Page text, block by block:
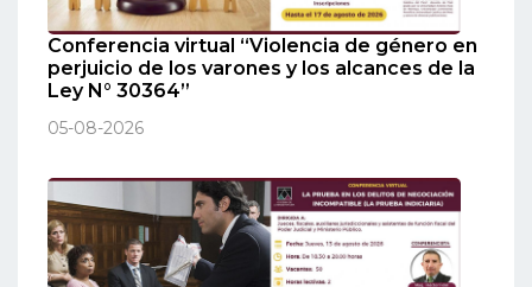
Conferencia virtual “Violencia de género en
perjuicio de los varones y los alcances de la
Ley N° 30364”
05-08-2026